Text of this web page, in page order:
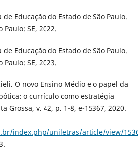
de Educação do Estado de São Paulo.
Paulo: SE, 2022.
de Educação do Estado de São Paulo.
Paulo: SE, 2023.
O novo Ensino Médio e o papel da
o currículo como estratégia
Grossa, v. 42, p. 1-8, e-15367, 2020.
index.php/uniletras/article/view/